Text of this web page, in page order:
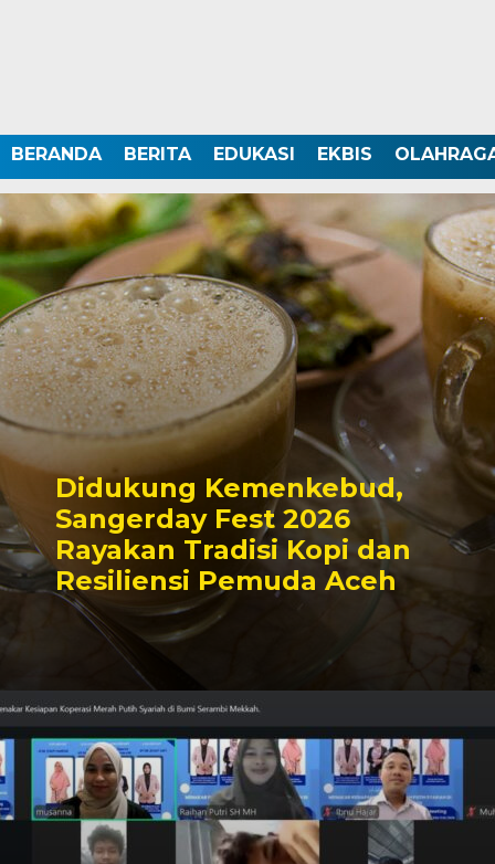
BERANDA BERITA EDUKASI EKBIS
Didukung Kemenkebud,
Sangerday Fest 2026
Rayakan Tradisi Kopi dan
Resiliensi Pemuda Aceh